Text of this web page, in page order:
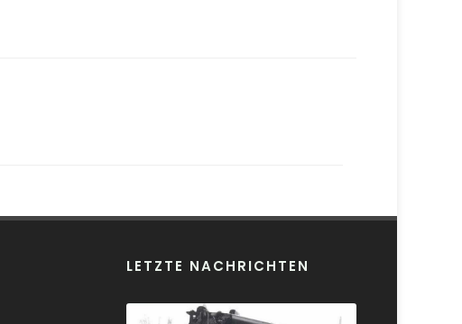
LETZTE NACHRICHTEN